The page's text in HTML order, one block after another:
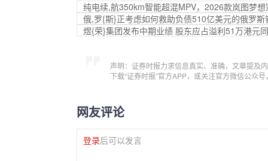
纯电续,航350km智能超混MPV，2026款岚图梦
俄,罗{斯}正考虑如何救助负债510亿美元的俄罗斯
煜{荣}集团发布中期业绩 股东应占溢利51万港元
声明：证券时报力求信息真实、准确，文章提及
下载“证券时报”官方APP，或关注官方微信公众
网友评论
登录后可以发言